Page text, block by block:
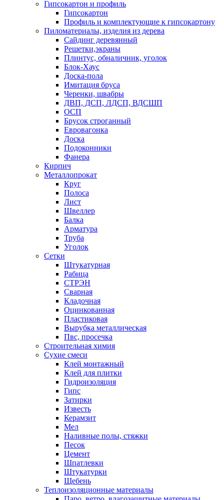
Гипсокартон и профиль
Гипсокартон
Профиль и комплектующие к гипсокартону
Пиломатериалы, изделия из дерева
Сайдинг деревянный
Решетки,экраны
Плинтус, обналичник, уголок
Блок-Хаус
Доска-пола
Имитация бруса
Черенки, швабры
ДВП, ДСП, ЛДСП, ВДСШП
ОСП
Брусок строганный
Евровагонка
Доска
Подоконники
Фанера
Кирпич
Металлопрокат
Круг
Полоса
Лист
Швеллер
Балка
Арматура
Труба
Уголок
Сетки
Штукатурная
Рабица
СТРЭН
Сварная
Кладочная
Оцинкованная
Пластиковая
Вырубка металлическая
Пвс, просечка
Строительная химия
Сухие смеси
Клей монтажный
Клей для плитки
Гидроизоляция
Гипс
Затирки
Известь
Керамзит
Мел
Наливные полы, стяжки
Песок
Цемент
Шпатлевки
Штукатурки
Щебень
Теплоизоляционные материалы